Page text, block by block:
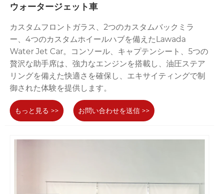
ウォータージェット車
カスタムフロントガラス、2つのカスタムバックミラ
ー、4つのカスタムホイールハブを備えたLawada
Water Jet Car。コンソール、キャプテンシート、5つの
贅沢な助手席は、強力なエンジンを搭載し、油圧ステア
リングを備えた快適さを確保し、エキサイティングで制
御された体験を提供します。
もっと見る >> お問い合わせを送信 >>